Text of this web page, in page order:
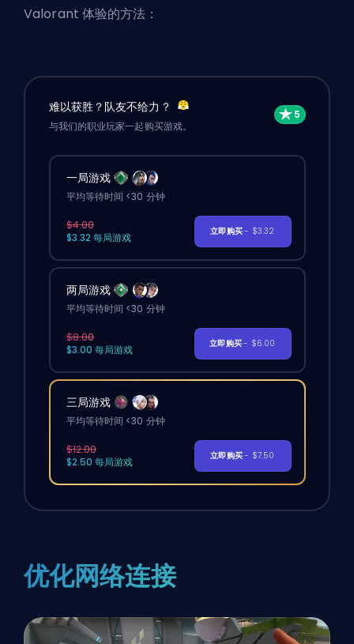
Valorant 体验的方法：
难以获胜？队友不给力？
与我们的职业玩家一起购买游戏。
一局游戏
平均等待时间 <30 分钟
$4.00
$3.32 每局游戏
立即购买- $3.32
两局游戏
平均等待时间 <30 分钟
$8.00
$3.00 每局游戏
立即购买- $6.00
三局游戏
平均等待时间 <30 分钟
$12.00
$2.50 每局游戏
立即购买- $7.50
优化网络连接